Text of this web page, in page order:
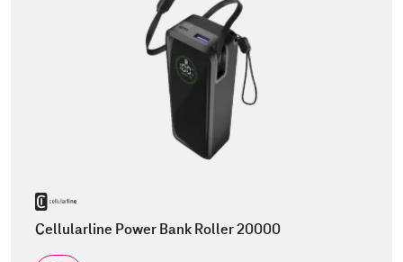
Cellularline Power Bank Roller 20000